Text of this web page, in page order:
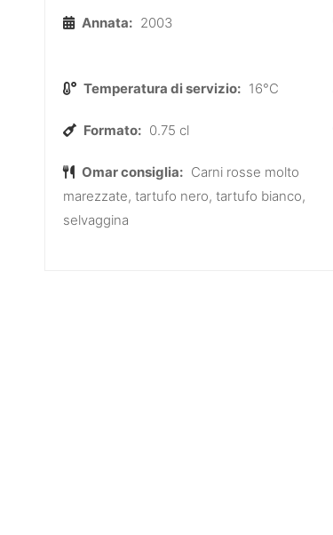
Annata: 2003
Temperatura di servizio: 16°C
Formato: 0.75 cl
Omar consiglia: Carni rosse molto
marezzate, tartufo nero, tartufo bianco,
selvaggina